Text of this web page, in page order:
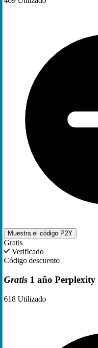
Muestra el código P2Y
Gratis
Verificado
Código descuento
Gratis 1 año
618 Utilizado